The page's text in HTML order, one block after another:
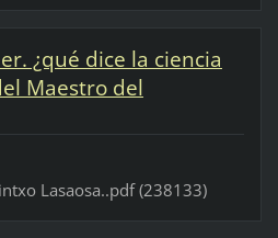
¿qué dice la ciencia
Maestro del
Lasaosa..pdf (238133)